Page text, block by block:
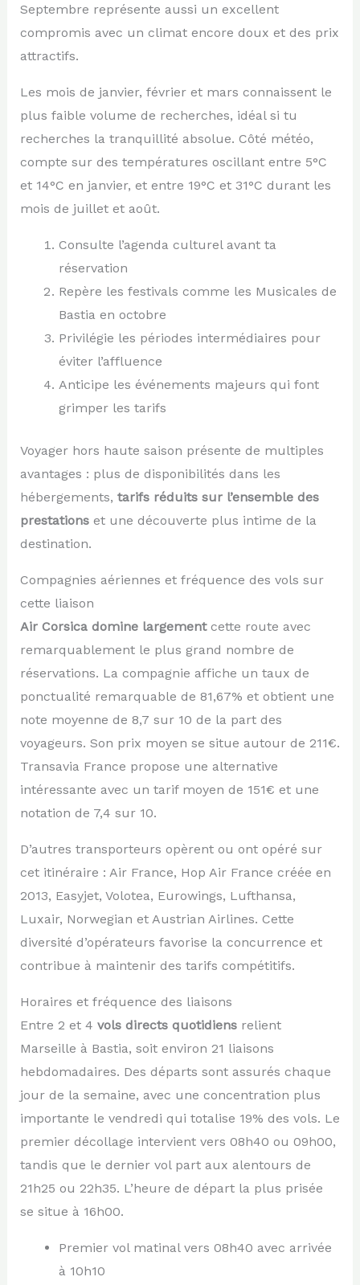
Septembre représente aussi un excellent
compromis avec un climat encore doux et des prix
attractifs.
Les mois de janvier, février et mars connaissent le
plus faible volume de recherches, idéal si tu
recherches la tranquillité absolue. Côté météo,
compte sur des températures oscillant entre 5°C
et 14°C en janvier, et entre 19°C et 31°C durant les
mois de juillet et août.
Consulte l’agenda culturel avant ta
réservation
Repère les festivals comme les Musicales de
Bastia en octobre
Privilégie les périodes intermédiaires pour
éviter l’affluence
Anticipe les événements majeurs qui font
grimper les tarifs
Voyager hors haute saison présente de multiples
avantages : plus de disponibilités dans les
hébergements, tarifs réduits sur l’ensemble des
prestationset une découverte plus intime de la
destination.
Compagnies aériennes et fréquence des vols sur
cette liaison
Air Corsica domine largementcette route avec
remarquablement le plus grand nombre de
réservations. La compagnie affiche un taux de
ponctualité remarquable de 81,67% et obtient une
note moyenne de 8,7 sur 10 de la part des
voyageurs. Son prix moyen se situe autour de 211€.
Transavia France propose une alternative
intéressante avec un tarif moyen de 151€ et une
notation de 7,4 sur 10.
D’autres transporteurs opèrent ou ont opéré sur
cet itinéraire : Air France, Hop Air France créée en
2013, Easyjet, Volotea, Eurowings, Lufthansa,
Luxair, Norwegian et Austrian Airlines. Cette
diversité d’opérateurs favorise la concurrence et
contribue à maintenir des tarifs compétitifs.
Horaires et fréquence des liaisons
Entre 2 et 4 vols directs quotidiensrelient
Marseille à Bastia, soit environ 21 liaisons
hebdomadaires. Des départs sont assurés chaque
jour de la semaine, avec une concentration plus
importante le vendredi qui totalise 19% des vols. Le
premier décollage intervient vers 08h40 ou 09h00,
tandis que le dernier vol part aux alentours de
21h25 ou 22h35. L’heure de départ la plus prisée
se situe à 16h00.
Premier vol matinal vers 08h40 avec arrivée
à 10h10